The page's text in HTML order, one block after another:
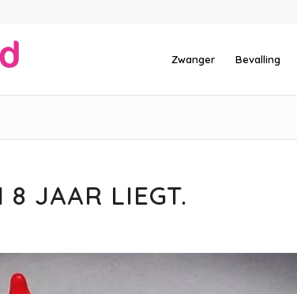
Zwanger Bevalling
JAAR LIEGT.